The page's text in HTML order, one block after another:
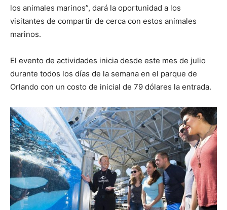
los animales marinos”, dará la oportunidad a los
visitantes de compartir de cerca con estos animales
marinos.
El evento de actividades inicia desde este mes de julio
durante todos los días de la semana en el parque de
Orlando con un costo de inicial de 79 dólares la entrada.